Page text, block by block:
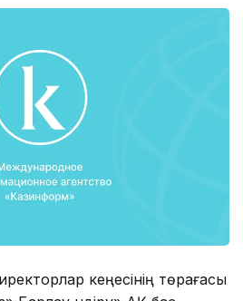
кеңесінің төрағасы